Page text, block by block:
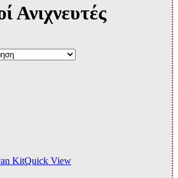
Ανιχνευτές
Quick View